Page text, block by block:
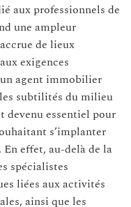
aux professionnels de
une ampleur
de lieux
exigences
agent immobilier
subtilités du milieu
devenu essentiel pour
s’implanter
En effet, au-delà de la
spécialistes
liées aux activités
ainsi que les